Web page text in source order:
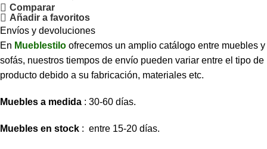
Comparar
Añadir a favoritos
Envíos y devoluciones
En Mueblestilo ofrecemos un amplio catálogo entre muebles y
sofás, nuestros tiempos de envío pueden variar entre el tipo de
producto debido a su fabricación, materiales etc.
Muebles a medida : 30-60 días.
Muebles en stock : entre 15-20 días.